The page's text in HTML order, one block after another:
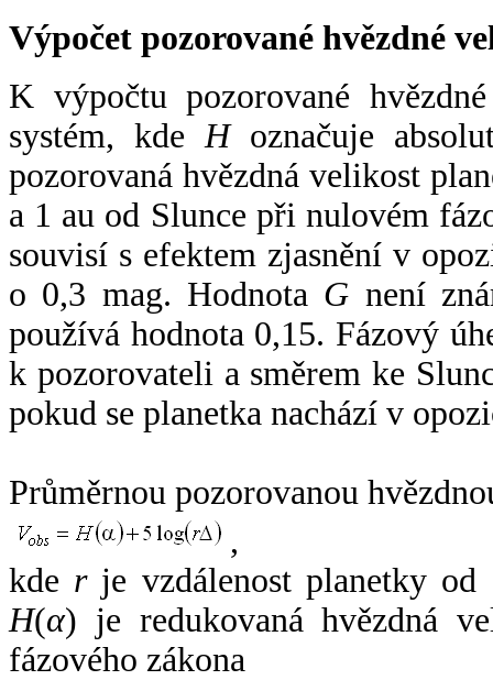
Výpočet pozorované hvězdné
K výpočtu pozorované
systém, kde Hoznačuje
pozorovaná hvězdná velikost
a 1 au od Slunce při nulovém
souvisí s efektem zjasnění v
o 0,3 mag. Hodnota G není
používá hodnota 0,15. Fázový
k pozorovateli a směrem ke
pokud se planetka nachází v
Průměrnou pozorovanou
,
kde rje vzdálenost planetky od
H(α) je redukovaná hvězdná
fázového zákona